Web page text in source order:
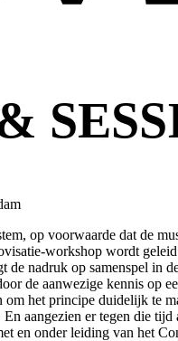
op voorwaarde dat de
workshop wordt
de nadruk op samenspel
de aanwezige kennis op
het principe duidelijk te
aangezien er tegen die
en onder leiding van het